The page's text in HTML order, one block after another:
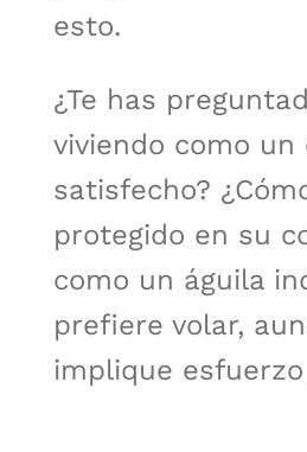
esto.
¿Te has
viviendo como un
satisfecho?
protegido en su
como un águila
prefiere volar,
implique esfuerzo